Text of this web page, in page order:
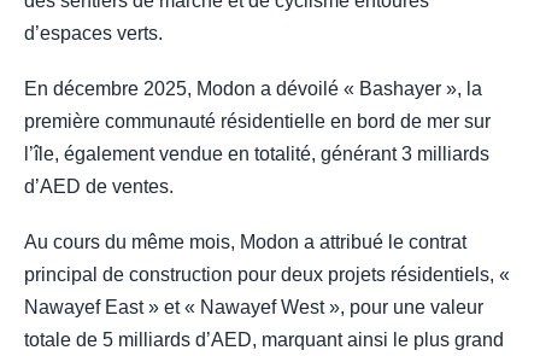
d’espaces verts.
En décembre 2025, Modon a dévoilé « Bashayer », la
première communauté résidentielle en bord de mer sur
l’île, également vendue en totalité, générant 3 milliards
d’AED de ventes.
Au cours du même mois, Modon a attribué le contrat
principal de construction pour deux projets résidentiels, «
Nawayef East » et « Nawayef West », pour une valeur
totale de 5 milliards d’AED, marquant ainsi le plus grand